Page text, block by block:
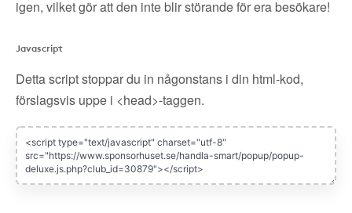
igen, vilket gör att den inte blir störande för era besökare!
Javascript
Detta script stoppar du in någonstans i din html-kod,
förslagsvis uppe i <head>-taggen.